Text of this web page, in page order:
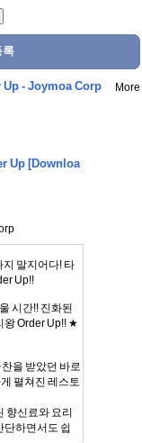
록
Up - Joymoa Corp More
Up [Downloa
지 말지어다! 타
Up!!
시간!! 진화된
왕 Order Up!! ★
을 받았던 바로
펼쳐진 레스토
향신료와 요리
단하면서도 쉽